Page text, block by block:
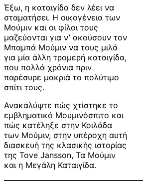
Έξω, η καταιγίδα δεν λέει να
σταματήσει. Η οικογένεια των
Μούμιν και οι φίλοι τους
μαζεύονται για ν’ ακούσουν τον
Μπαμπά Μούμιν να τους μιλά
για μία άλλη τρομερή καταιγίδα,
που πολλά χρόνια πριν
παρέσυρε μακριά το πολύτιμο
σπίτι τους.
Ανακαλύψτε πώς χτίστηκε το
εμβληματικό Μουμινόσπιτο και
πώς κατέληξε στην Κοιλάδα
των Μούμιν, στην υπέροχη αυτή
διασκευή της κλασικής ιστορίας
της Tove Jansson, Τα Μούμιν
και η Μεγάλη Καταιγίδα.